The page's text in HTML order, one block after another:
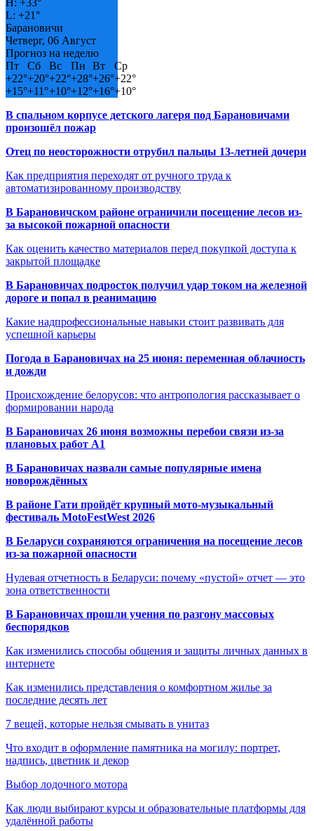
L: +21°
Барановичи
Четверг, 06 Август
Прогноз на неделю
Пт
Сб Вс Пн Вт
Ср
+22°+20°+22°+28°+26°+22°
+15°+11°+10°+12°+16°+10°
В спальном корпусе детского лагеря под Барановичами
произошёл пожар
Отец по неосторожности отрубил пальцы 13-летней дочери
Как предприятия переходят от ручного труда к
автоматизированному производству
В Барановичском районе ограничили посещение лесов из-
за высокой пожарной опасности
Как оценить качество материалов перед покупкой доступа к
закрытой площадке
В Барановичах подросток получил удар током на железной
дороге и попал в реанимацию
Какие надпрофессиональные навыки стоит развивать для
успешной карьеры
Погода в Барановичах на 25 июня: переменная облачность
и дожди
Происхождение белорусов: что антропология рассказывает о
формировании народа
В Барановичах 26 июня возможны перебои связи из-за
плановых работ A1
В Барановичах назвали самые популярные имена
новорождённых
В районе Гати пройдёт крупный мото-музыкальный
фестиваль MotoFestWest 2026
В Беларуси сохраняются ограничения на посещение лесов
из-за пожарной опасности
Нулевая отчетность в Беларуси: почему «пустой» отчет — это
зона ответственности
В Барановичах прошли учения по разгону массовых
беспорядков
Как изменились способы общения и защиты личных данных в
интернете
Как изменились представления о комфортном жилье за
последние десять лет
7 вещей, которые нельзя смывать в унитаз
Что входит в оформление памятника на могилу: портрет,
надпись, цветник и декор
Выбор лодочного мотора
Как люди выбирают курсы и образовательные платформы для
удалённой работы